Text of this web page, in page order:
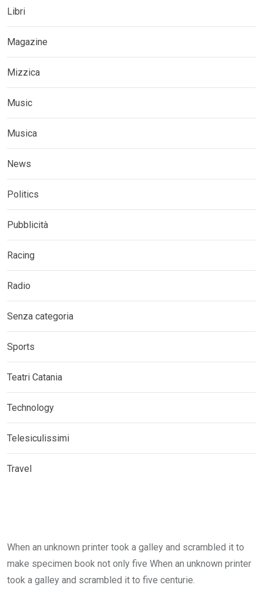
Libri
Magazine
Mizzica
Music
Musica
News
Politics
Pubblicità
Racing
Radio
Senza categoria
Sports
Teatri Catania
Technology
Telesiculissimi
Travel
When an unknown printer took a galley and scrambled it to
make specimen book not only five When an unknown printer
took a galley and scrambled it to five centurie.